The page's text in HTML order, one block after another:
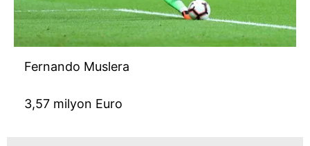
Fernando Muslera
3,57 milyon Euro